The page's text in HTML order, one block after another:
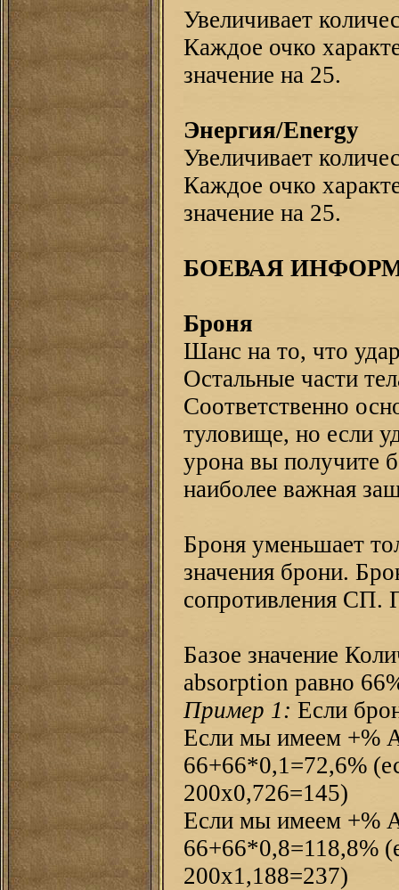
Увеличивает
Каждое очко
значение на 25.
Энергия/Energy
Увеличивает
Каждое очко
значение на 25.
БОЕВАЯ
Броня
Шанс на то, что
Остальные части
Соответственно
туловище, но если
урона вы получите
наиболее важная
Броня уменьшает
значения брони.
сопротивления
Базое значение
absorption равно
Пример 1: Если
Если мы имеем +%
66+66*0,1=72,6%
200х0,726=145)
Если мы имеем +%
66+66*0,8=118,8%
200х1,188=237)